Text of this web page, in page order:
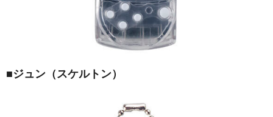
■ジュン（スケルトン）